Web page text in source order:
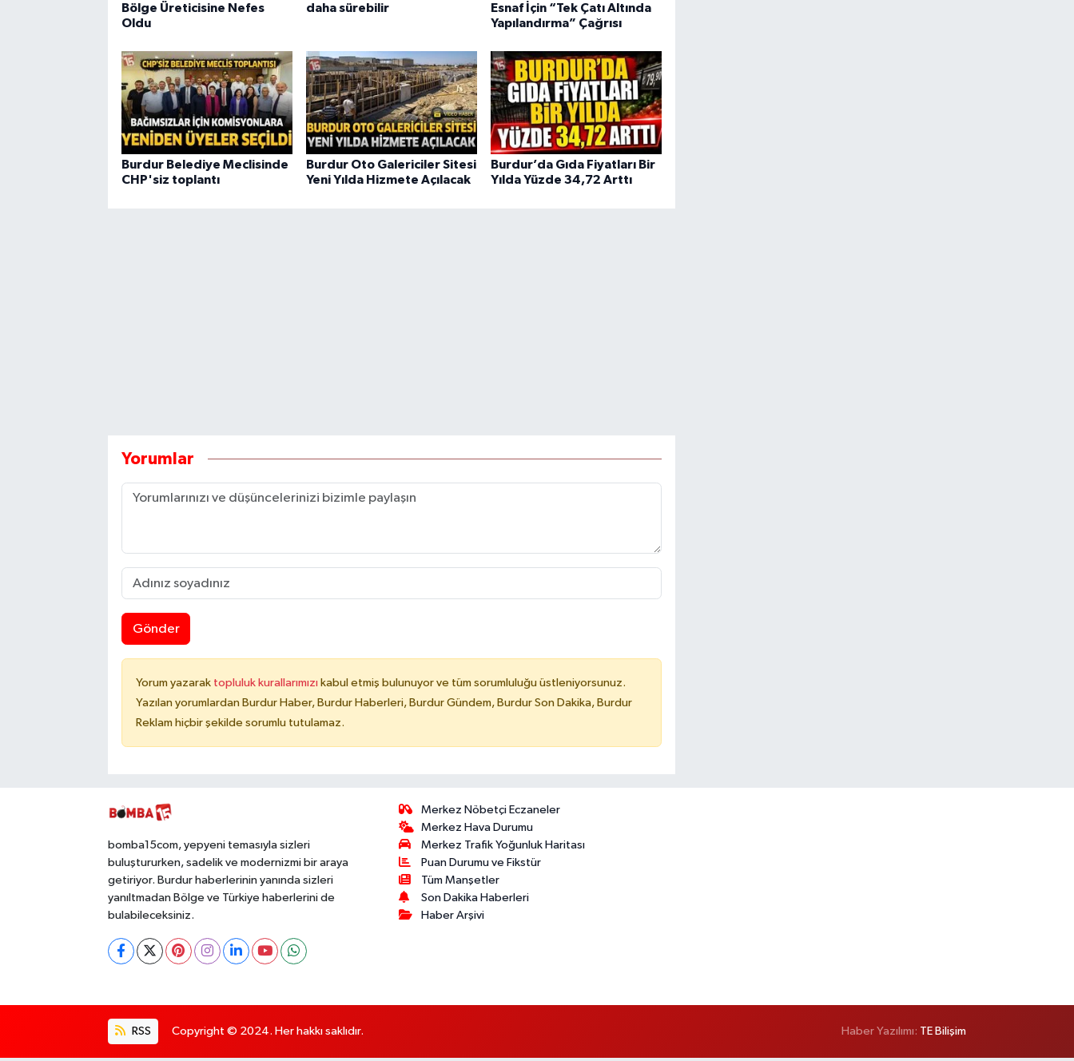
Bölge Üreticisine Nefes
Oldu
daha sürebilir
Esnaf İçin “Tek Çatı Altında
Yapılandırma” Çağrısı
Burdur Belediye Meclisinde
CHP'siz toplantı
Burdur Oto Galericiler Sitesi
Yeni Yılda Hizmete Açılacak
Burdur’da Gıda Fiyatları Bir
Yılda Yüzde 34,72 Arttı
Yorumlar
Gönder
Yorum yazarak topluluk kurallarımızı kabul etmiş bulunuyor ve tüm sorumluluğu üstleniyorsunuz.
Yazılan yorumlardan Burdur Haber, Burdur Haberleri, Burdur Gündem, Burdur Son Dakika, Burdur
Reklam hiçbir şekilde sorumlu tutulamaz.
bomba15com, yepyeni temasıyla sizleri
buluştururken, sadelik ve modernizmi bir araya
getiriyor. Burdur haberlerinin yanında sizleri
yanıltmadan Bölge ve Türkiye haberlerini de
bulabileceksiniz.
Merkez Nöbetçi Eczaneler
Merkez Hava Durumu
Merkez Trafik Yoğunluk Haritası
Puan Durumu ve Fikstür
Tüm Manşetler
Son Dakika Haberleri
Haber Arşivi
RSS Copyright © 2024. Her hakkı saklıdır. Haber Yazılımı: TE Bilişim